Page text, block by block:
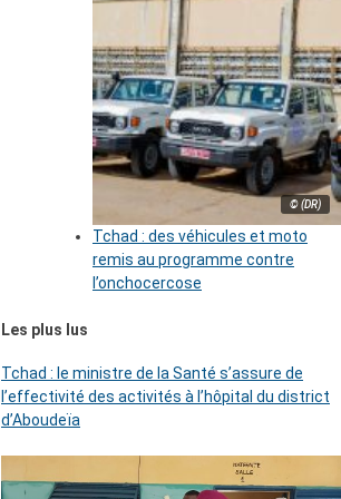
© (DR)
Tchad : des véhicules et moto
remis au programme contre
l’onchocercose
Les plus lus
Tchad : le ministre de la Santé s’assure de
l’effectivité des activités à l’hôpital du district
d’Aboudeïa